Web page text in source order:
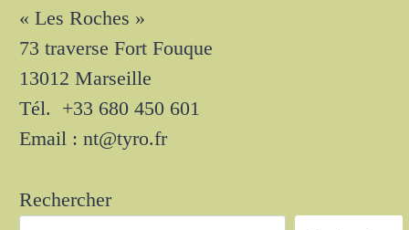
« Les Roches »
73 traverse Fort Fouque
13012 Marseille
Tél. +33 680 450 601
Email : nt@tyro.fr
Rechercher